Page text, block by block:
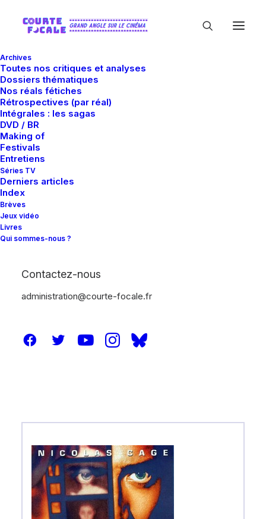
Archives
Toutes nos critiques et analyses
Dossiers thématiques
Nos réals fétiches
Rétrospectives (par réal)
Intégrales : les sagas
DVD / BR
Making of
Festivals
Entretiens
Séries TV
Derniers articles
Index
Brèves
Jeux vidéo
Livres
Qui sommes-nous ?
Contactez-nous
administration@courte-focale.fr